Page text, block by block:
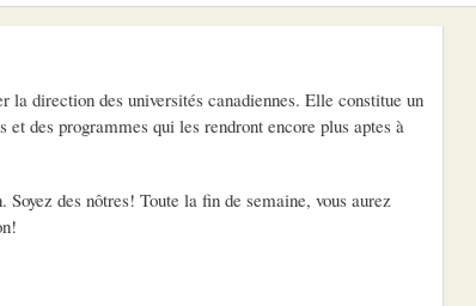
la direction des universités canadiennes. Elle constitue un
des programmes qui les rendront encore plus aptes à
des nôtres! Toute la fin de semaine, vous aurez